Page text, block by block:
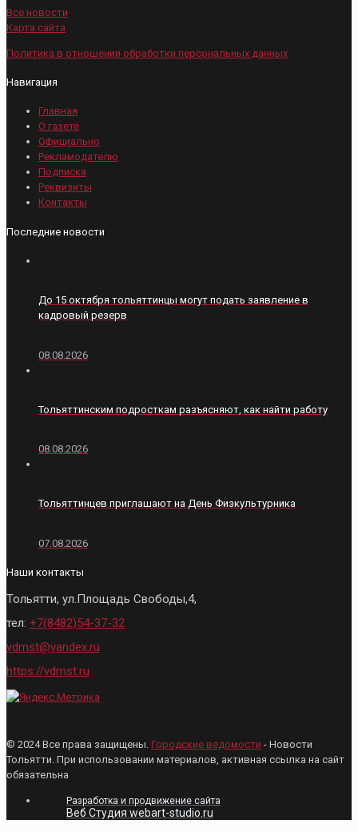
Все новости
Карта сайта
Политика в отношении обработки персональных данных
Навигация
Главная
О газете
Официально
Рекламодателю
Подписка
Реквизиты
Контакты
Последние новости
До 15 октября тольяттинцы могут подать заявление в
кадровый резерв
08.08.2026
Тольяттинским подросткам разъясняют, как найти работу
08.08.2026
Тольяттинцев приглашают на День Физкультурника
07.08.2026
Наши контакты
Тольятти, ул.Площадь Свободы,4,
тел: +7(8482)54-37-32
vdmst@yandex.ru
https://vdmst.ru
© 2024 Все права защищены. Городские ведомости - Новости
Тольятти. При использовании материалов, активная ссылка на сайт
обязательна
Разработка и продвижение сайта
Веб Студия webart-studio.ru